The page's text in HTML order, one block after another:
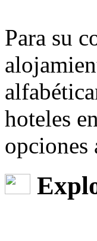
Para su
hoteles
opciones